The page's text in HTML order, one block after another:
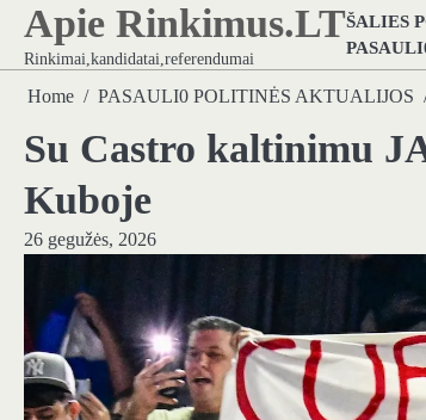
Skip
content
Apie Rinkimus.LT
Rinkimai,kandidatai,referendumai
ŠALIES
Home PASAULI0 POLITINĖS AKTUALIJOS
Su Castro kaltinimu
Kuboje
26 gegužės, 2026